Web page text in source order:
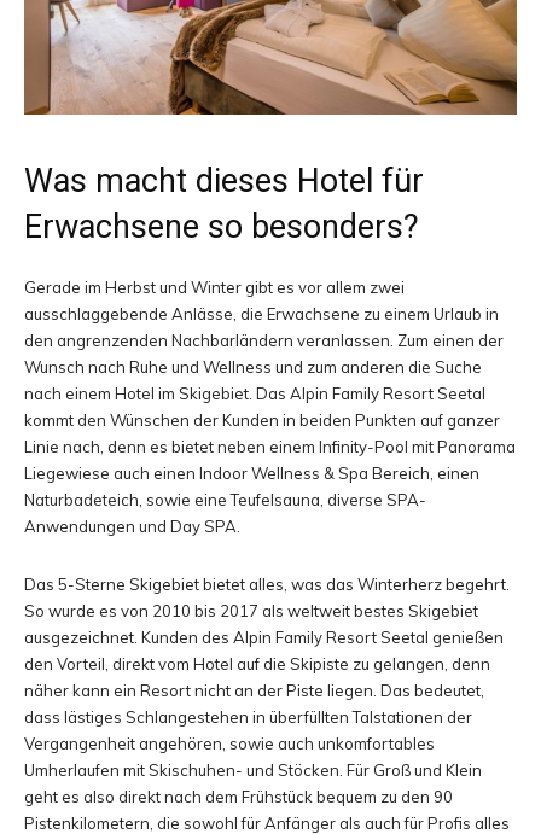
Was macht dieses Hotel für
Erwachsene so besonders?
Gerade im Herbst und Winter gibt es vor allem zwei
ausschlaggebende Anlässe, die Erwachsene zu einem Urlaub in
den angrenzenden Nachbarländern veranlassen. Zum einen der
Wunsch nach Ruhe und Wellness und zum anderen die Suche
nach einem Hotel im Skigebiet. Das Alpin Family Resort Seetal
kommt den Wünschen der Kunden in beiden Punkten auf ganzer
Linie nach, denn es bietet neben einem Infinity-Pool mit Panorama
Liegewiese auch einen Indoor Wellness & Spa Bereich, einen
Naturbadeteich, sowie eine Teufelsauna, diverse SPA-
Anwendungen und Day SPA.
Das 5-Sterne Skigebiet bietet alles, was das Winterherz begehrt.
So wurde es von 2010 bis 2017 als weltweit bestes Skigebiet
ausgezeichnet. Kunden des Alpin Family Resort Seetal genießen
den Vorteil, direkt vom Hotel auf die Skipiste zu gelangen, denn
näher kann ein Resort nicht an der Piste liegen. Das bedeutet,
dass lästiges Schlangestehen in überfüllten Talstationen der
Vergangenheit angehören, sowie auch unkomfortables
Umherlaufen mit Skischuhen- und Stöcken. Für Groß und Klein
geht es also direkt nach dem Frühstück bequem zu den 90
Pistenkilometern, die sowohl für Anfänger als auch für Profis alles